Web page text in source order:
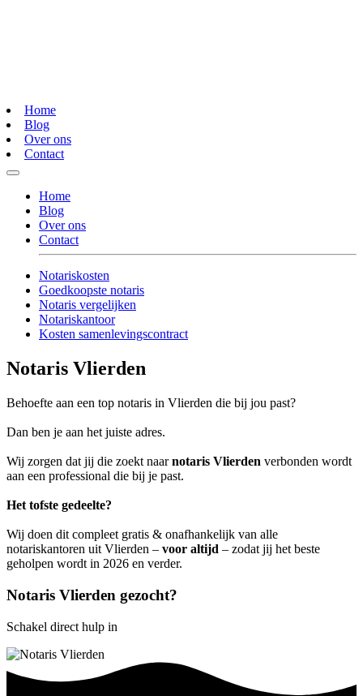
Home
Blog
Over ons
Contact
Home
Blog
Over ons
Contact
Notariskosten
Goedkoopste notaris
Notaris vergelijken
Notariskantoor
Kosten samenlevingscontract
Notaris Vlierden
Behoefte aan een top notaris in Vlierden die bij jou past?
Dan ben je aan het juiste adres.
Wij zorgen dat jij die zoekt naarnotaris Vlierden verbonden wordt
aan een professional die bij je past.
Het tofste gedeelte?
Wij doen dit compleet gratis & onafhankelijk van alle
notariskantoren uit Vlierden – voor altijd – zodat jij het beste
geholpen wordt in 2026 en verder.
Notaris Vlierden gezocht?
Schakel direct hulp in